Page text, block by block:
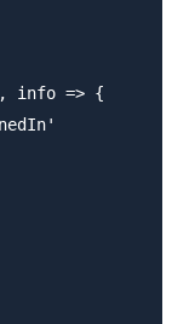
info => {